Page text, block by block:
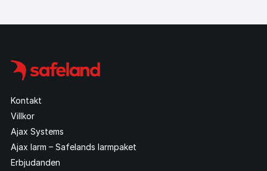
Kontakt
Villkor
Ajax Systems
Ajax larm – Safelands larmpaket
Erbjudanden